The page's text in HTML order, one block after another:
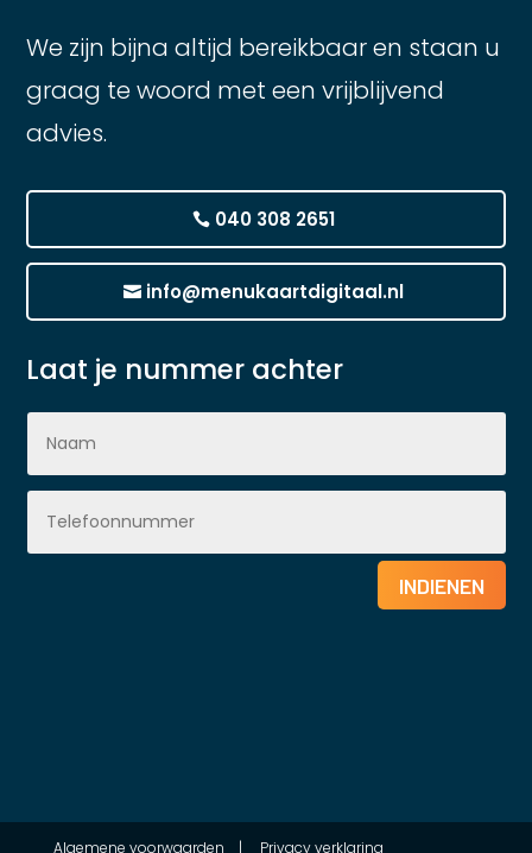
We zijn bijna altijd bereikbaar en staan u
graag te woord met een vrijblijvend
advies.
040 308 2651
info@menukaartdigitaal.nl
Laat je nummer achter
INDIENEN
Algemene voorwaarden | Privacy verklaring